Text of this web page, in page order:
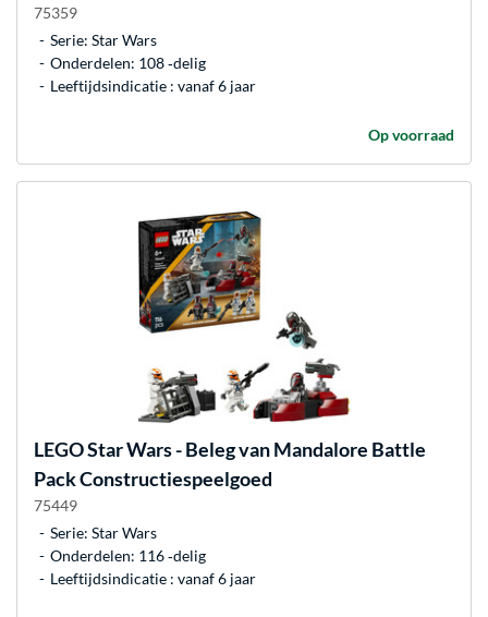
75359
Serie: Star Wars
Onderdelen: 108 ‐delig
Leeftijdsindicatie : vanaf 6 jaar
Op voorraad
LEGOStar Wars - Beleg van Mandalore Battle
Pack Constructiespeelgoed
75449
Serie: Star Wars
Onderdelen: 116 ‐delig
Leeftijdsindicatie : vanaf 6 jaar